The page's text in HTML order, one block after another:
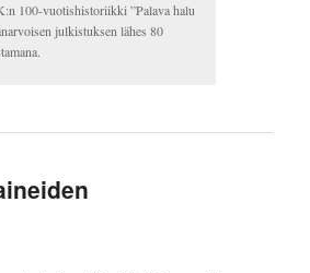
100-vuotishistoriikki ”Palava halu
julkistuksen lähes 80